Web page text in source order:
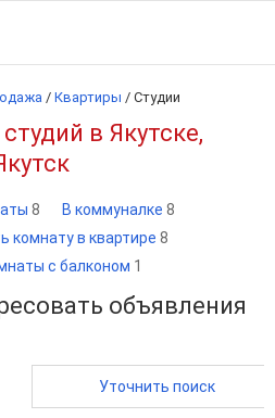
/ Квартиры / Студии
в Якутске,
8 В коммуналке 8
комнату в квартире 8
с балконом 1
объявления
Уточнить поиск